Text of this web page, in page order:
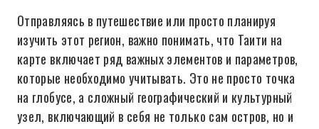
Отправляясь в путешествие или просто планируя
изучить этот регион, важно понимать, что Таити на
карте включает ряд важных элементов и параметров,
которые необходимо учитывать. Это не просто точка
на глобусе, а сложный географический и культурный
узел, включающий в себя не только сам остров, но и